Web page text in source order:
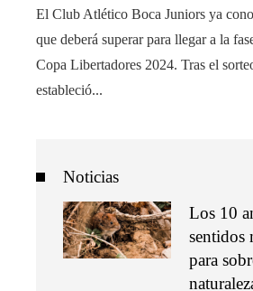
El Club Atlético Boca Juniors ya
que deberá superar para llegar a la
Copa Libertadores 2024. Tras el
estableció...
Noticias
Los 10
sentidos
para